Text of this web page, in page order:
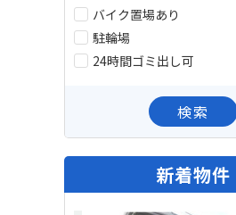
バイク置場あり
駐輪場
24時間ゴミ出し可
検索
新着物件